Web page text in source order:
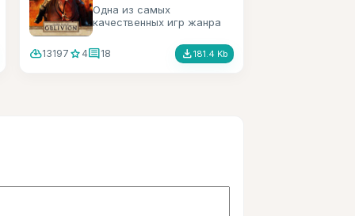
Одна из самых
качественных игр жанра
различные задания,
получаем очки для
cloud_download13197 star 4comment18 file_download181.4 Kb